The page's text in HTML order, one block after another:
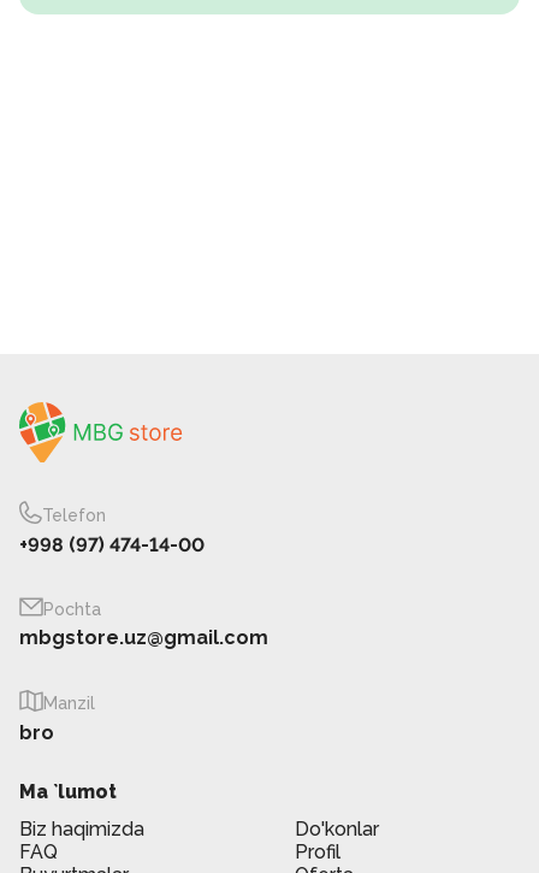
Telefon
+998 (97) 474-14-00
Pochta
mbgstore.uz@gmail.com
Manzil
bro
Ma `lumot
Biz haqimizda
Do'konlar
FAQ
Profil